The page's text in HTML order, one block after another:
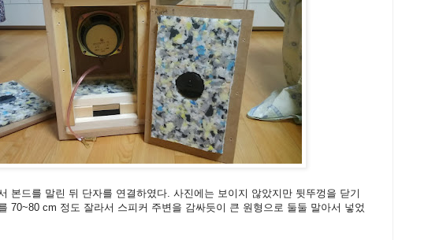
본드를 말린 뒤 단자를 연결하였다. 사진에는 보이지 않았지만 뒷뚜껑을 닫기
70~80 cm 정도 잘라서 스피커 주변을 감싸듯이 큰 원형으로 둘둘 말아서 넣었